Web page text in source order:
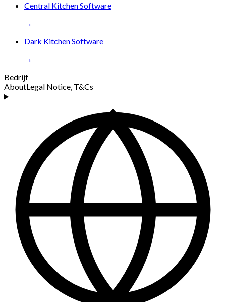
Central Kitchen Software
→
Dark Kitchen Software
→
Bedrijf
AboutLegal Notice, T&Cs